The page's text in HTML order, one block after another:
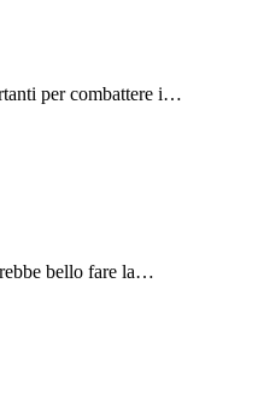
per combattere i…
bello fare la…